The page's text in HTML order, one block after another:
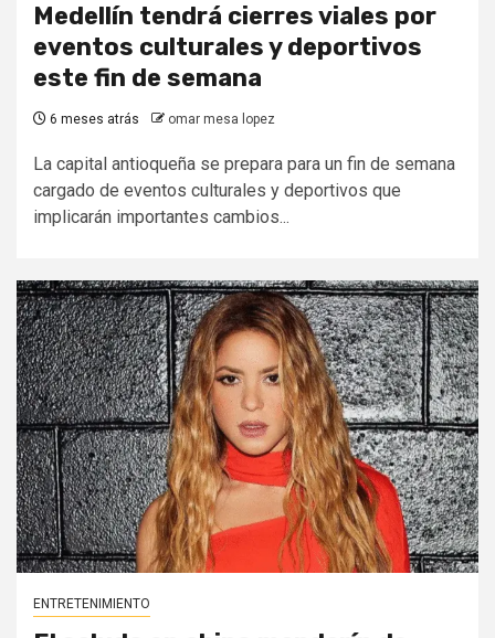
Medellín tendrá cierres viales por
eventos culturales y deportivos
este fin de semana
6 meses atrás omar mesa lopez
La capital antioqueña se prepara para un fin de semana
cargado de eventos culturales y deportivos que
implicarán importantes cambios...
ENTRETENIMIENTO